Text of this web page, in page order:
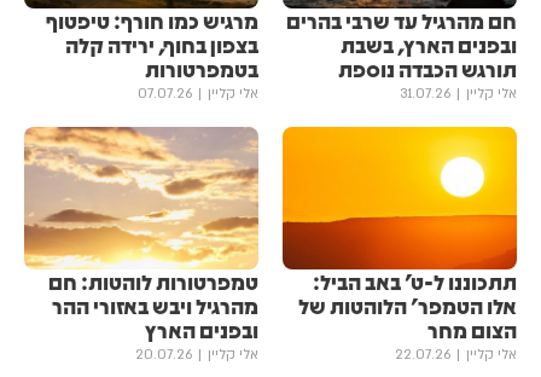
חם מהרגיל עד שרבי בהרים
ובפנים הארץ, בשבת
תורגש הכבדה נוספת
אלי קליין 31.07.26
מרגיש כמו חורף: טיפטוף
בצפון בחוף, ירידה קלה
בטמפרטורות
אלי קליין 07.07.26
תתכוננו ל-ט' באב הביל:
אלו הטמפר' הלוהטות של
הצום מחר
אלי קליין 22.07.26
טמפרטורות לוהטות: חם
מהרגיל ויבש באזורי ההר
ובפנים הארץ
אלי קליין 20.07.26